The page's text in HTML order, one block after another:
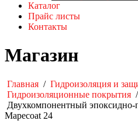
Каталог
Прайс листы
Контакты
Магазин
Главная / Гидроизоляция и
Гидроизоляционные покрытия /
Двухкомпонентный эпоксидно-
Mapecoat 24